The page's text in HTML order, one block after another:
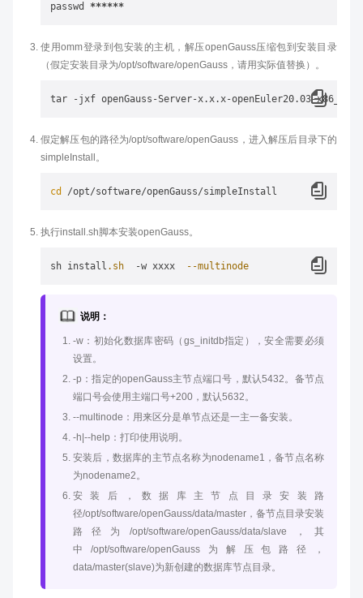
passwd ****
使用omm登录到包安装的主机，解压openGauss压缩包到安装目录
（假定安装目录为/opt/software/openGauss，请用实际值替换）。
假定解压包的路径为/opt/software/openGauss，进入解压后目录下的
simpleInstall。
cd
执行install.sh脚本安装openGauss。
sh install .sh
  -w xxxx
--multinode
说明：
-w：初始化数据库密码（gs_initdb指定），安全需要必须
设置。
-p：指定的openGauss主节点端口号，默认5432。备节点
端口号会使用主端口号+200，默认5632。
--multinode：用来区分是单节点还是一主一备安装。
-h|--help：打印使用说明。
安装后，数据库的主节点名称为nodename1，备节点名称
为nodename2。
安装后，数据库主节点目录安装路
径/opt/software/openGauss/data/master，备节点目录安装
路径为/opt/software/openGauss/data/slave，其
中/opt/software/openGauss为解压包路径，
data/master(slave)为新创建的数据库节点目录。